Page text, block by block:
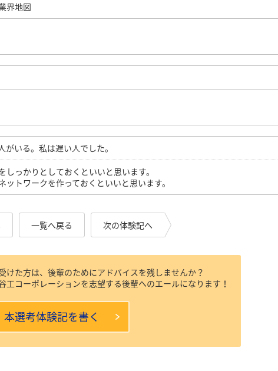
界地図
いる。私は遅い人でした。
っかりとしておくといいと思います。
トワークを作っておくといいと思います。
一覧へ戻る 次の体験記へ
けた方は、後輩のためにアドバイスを残しませんか？
工コーポレーションを志望する後輩へのエールになります！
本選考体験記を書く